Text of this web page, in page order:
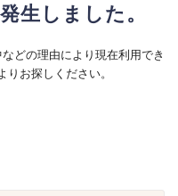
生しました。
どの理由により現在利用でき
お探しください。